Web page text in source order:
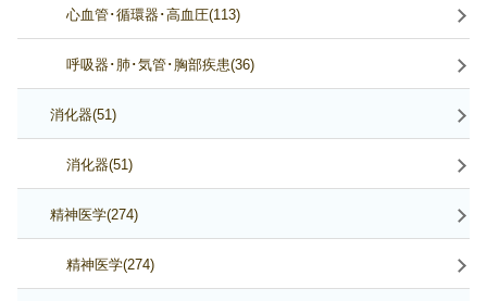
心血管･循環器･高血圧(113)
呼吸器･肺･気管･胸部疾患(36)
消化器(51)
消化器(51)
精神医学(274)
精神医学(274)